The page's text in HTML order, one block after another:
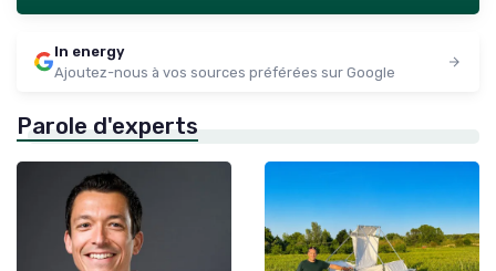
In energy
Ajoutez-nous à vos sources préférées sur Google
Parole d'experts